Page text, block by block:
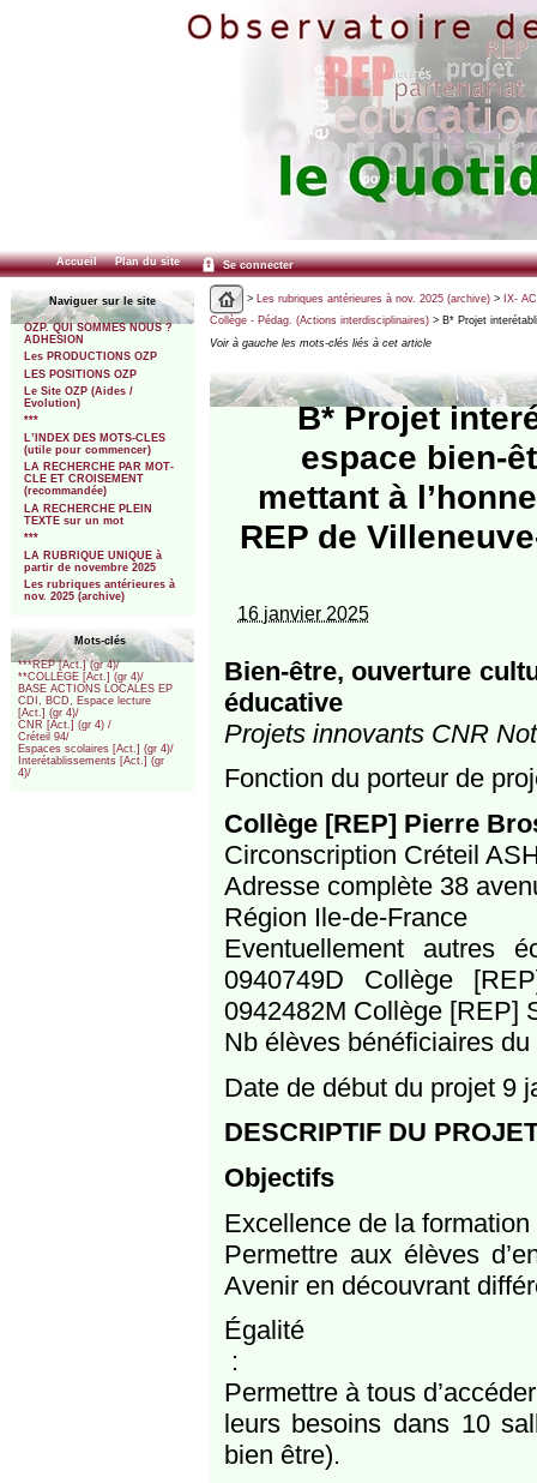
Accueil Plan du site Se connecter
Naviguer sur le site
OZP. QUI SOMMES NOUS ?
ADHESION
Les PRODUCTIONS OZP
LES POSITIONS OZP
Le Site OZP (Aides /
Evolution)
***
L’INDEX DES MOTS-CLES
(utile pour commencer)
LA RECHERCHE PAR MOT-
CLE ET CROISEMENT
(recommandée)
LA RECHERCHE PLEIN
TEXTE sur un mot
***
LA RUBRIQUE UNIQUE à
partir de novembre 2025
Les rubriques antérieures à
nov. 2025 (archive)
Mots-clés
***REP [Act.] (gr 4)/
**COLLEGE [Act.] (gr 4)/
BASE ACTIONS LOCALES EP
CDI, BCD, Espace lecture
[Act.] (gr 4)/
CNR [Act.] (gr 4) /
Créteil 94/
Espaces scolaires [Act.] (gr 4)/
Interétablissements [Act.] (gr
4)/
> Les rubriques antérieures à nov. 2025 (archive)> IX-
Collège - Pédag. (Actions interdisciplinaires)> B* Projet
Voir à gauche les mots-clés liés à cet article
B* Projet
espace bien-
mettant à
REP de
16 janvier 2025
Bien-être, ouverture
éducative
Projets innovants CNR
Fonction du porteur de
Collège [REP] Pierre
Circonscription Créteil
Adresse complète 38
Région Ile-de-France
Eventuellement autres
0940749D Collège
0942482M Collège [REP]
Nb élèves bénéficiaires
Date de début du projet 9
DESCRIPTIF DU
Objectifs
Excellence de la
Permettre aux élèves
Avenir en découvrant
Égalité
:
Permettre à tous
leurs besoins dans 10
bien être).